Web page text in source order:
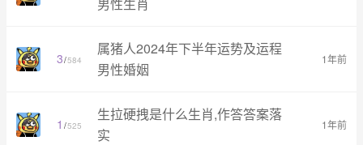
3/584
属猪人2024年下半年运势及运程
男性婚姻
1年前
1 /525
生拉硬拽是什么生肖,作答答案落
实
1年前